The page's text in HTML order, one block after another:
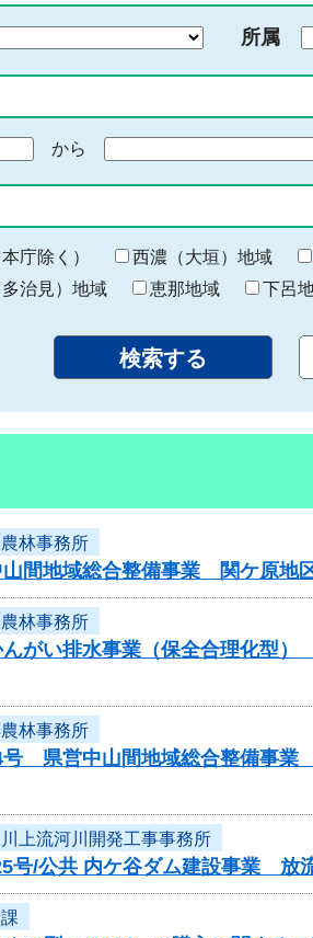
所属
から
終
わ
り
庁除く） 西濃（大垣）地域
治見）地域 恵那地域 下呂
林事務所
山間地域総合整備事業 関ケ原
林事務所
んがい排水事業（保全合理化
林事務所
号 県営中山間地域総合整備事
上流河川開発工事事務所
号/公共 内ケ谷ダム建設事業 放